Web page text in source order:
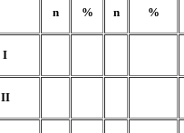
n % n %
I
II